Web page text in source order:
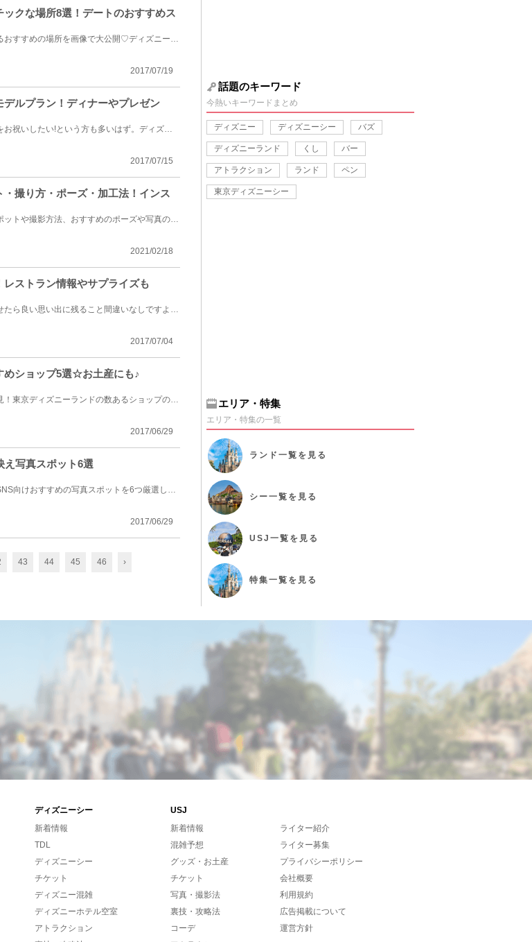
クな場所8選！デートのおすすめス
ディズニーランドデートでロマンチックな気分に浸れるおすすめの場所を画像で大公開♡ディズニーランドへ...
2017/07/19
ルプラン！ディナーやプレゼン
ディズニーランドで大切な恋人、家族、友人と記念日をお祝いしたい!という方も多いはず。ディズニーラン...
2017/07/15
・撮り方・ポーズ・加工法！インス
ディズニーランドで素敵な写真を残すために、写真スポットや撮影方法、おすすめのポーズや写真の加工方...
2021/02/18
ストラン情報やサプライズも
大好きなディズニーリゾートで子供のお誕生日を過ごせたら良い思い出に残ること間違いなしですよね！デ...
2017/07/04
めショップ5選☆お土産にも♪
東京ディズニーランドでかわいいバッグが欲しい方必見！東京ディズニーランドの数あるショップの中から...
2017/06/29
え写真スポット6選
東京ディズニーランドの「ワールドバザール」にあるSNS向けおすすめの写真スポットを6つ厳選してご紹介...
2017/06/29
43 44 45 46 ›
話題のキーワード
今熱いキーワードまとめ
ディズニー ディズニーシー バズ
ディズニーランド くし バー
アトラクション ランド ペン
東京ディズニーシー
エリア・特集
エリア・特集の一覧
ランド 一覧を見る
シー一覧を見る
USJ 一覧を見る
特集一覧を見る
ディズニーシー
USJ
新着情報
TDL
ディズニーシー
チケット
ディズニー混雑
ディズニーホテル空室
アトラクション
新着情報
混雑予想
グッズ・お土産
チケット
写真・撮影法
裏技・攻略法
コーデ
ライター紹介
ライター募集
プライバシーポリシー
会社概要
利用規約
広告掲載について
運営方針